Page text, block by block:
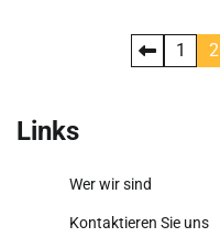
1 2
Links
Wer wir sind
Kontaktieren Sie uns